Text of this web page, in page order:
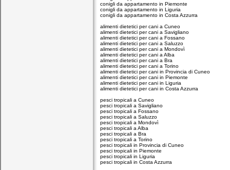
conigli da appartamento in Piemonte
conigli da appartamento in Liguria
conigli da appartamento in Costa Azzurra
alimenti dietetici per cani a Cuneo
alimenti dietetici per cani a Savigliano
alimenti dietetici per cani a Fossano
alimenti dietetici per cani a Saluzzo
alimenti dietetici per cani a Mondovì
alimenti dietetici per cani a Alba
alimenti dietetici per cani a Bra
alimenti dietetici per cani a Torino
alimenti dietetici per cani in Provincia di Cuneo
alimenti dietetici per cani in Piemonte
alimenti dietetici per cani in Liguria
alimenti dietetici per cani in Costa Azzurra
pesci tropicali a Cuneo
pesci tropicali a Savigliano
pesci tropicali a Fossano
pesci tropicali a Saluzzo
pesci tropicali a Mondovì
pesci tropicali a Alba
pesci tropicali a Bra
pesci tropicali a Torino
pesci tropicali in Provincia di Cuneo
pesci tropicali in Piemonte
pesci tropicali in Liguria
pesci tropicali in Costa Azzurra